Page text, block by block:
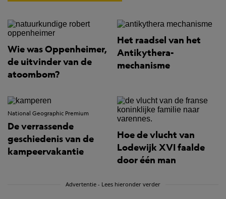
Wie was Oppenheimer,
de uitvinder van de
atoombom?
Het raadsel van het
Antikythera-
mechanisme
National Geographic Premium
De verrassende
geschiedenis van de
kampeervakantie
Hoe de vlucht van
Lodewijk XVI faalde
door één man
Advertentie - Lees hieronder verder